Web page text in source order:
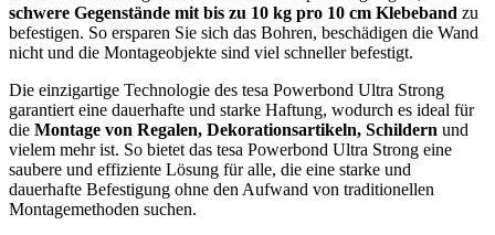
schwere Gegenstände mit bis zu 10 kg pro 10 cm Klebeband zu
befestigen. So ersparen Sie sich das Bohren, beschädigen die Wand
nicht und die Montageobjekte sind viel schneller befestigt.
Die einzigartige Technologie des tesa Powerbond Ultra Strong
garantiert eine dauerhafte und starke Haftung, wodurch es ideal für
die Montage von Regalen, Dekorationsartikeln, Schildern und
vielem mehr ist. So bietet das tesa Powerbond Ultra Strong eine
saubere und effiziente Lösung für alle, die eine starke und
dauerhafte Befestigung ohne den Aufwand von traditionellen
Montagemethoden suchen.